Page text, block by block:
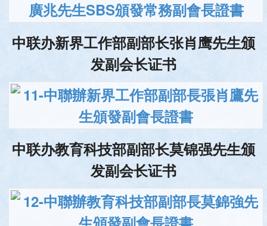
中联办新界工作部副部长张肖鹰先生颁
发副会长证书
中联办教育科技部副部长莫锦强先生颁
发副会长证书